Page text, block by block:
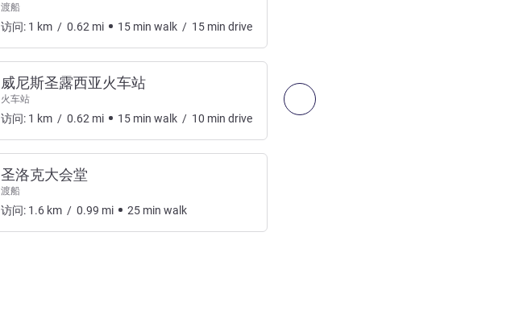
下一个 - 出入和交通
渡船
访问: 1 km / 0.62 mi 15 min walk / 15 min drive
威尼斯圣露西亚火车站
火车站
访问: 1 km / 0.62 mi 15 min walk / 10 min drive
圣洛克大会堂
渡船
访问: 1.6 km / 0.99 mi 25 min walk
威尼斯赌场
渡船
访问: